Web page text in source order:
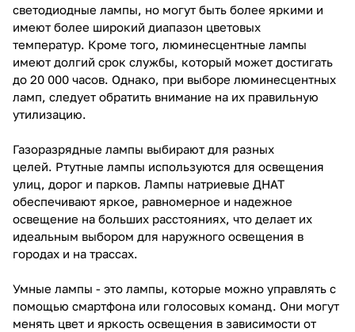
светодиодные лампы, но могут быть более яркими и
имеют более широкий диапазон цветовых
температур. Кроме того, люминесцентные лампы
имеют долгий срок службы, который может достигать
до 20 000 часов. Однако, при выборе люминесцентных
ламп, следует обратить внимание на их правильную
утилизацию.
Газоразрядные лампы выбирают для разных
целей. Ртутные лампы используются для освещения
улиц, дорог и парков. Лампы натриевые ДНАТ
обеспечивают яркое, равномерное и надежное
освещение на больших расстояниях, что делает их
идеальным выбором для наружного освещения в
городах и на трассах.
Умные лампы - это лампы, которые можно управлять с
помощью смартфона или голосовых команд. Они могут
менять цвет и яркость освещения в зависимости от